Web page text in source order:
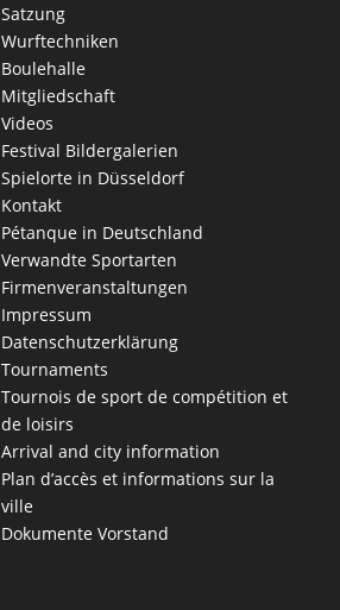
Satzung
Wurftechniken
Boulehalle
Mitgliedschaft
Videos
Festival Bildergalerien
Spielorte in Düsseldorf
Kontakt
Pétanque in Deutschland
Verwandte Sportarten
Firmenveranstaltungen
Impressum
Datenschutzerklärung
Tournaments
Tournois de sport de compétition et
de loisirs
Arrival and city information
Plan d’accès et informations sur la
ville
Dokumente Vorstand